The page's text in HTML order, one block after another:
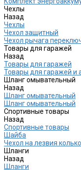
Чехлы
Назад
Чехлы
Чехол защитный
Чехол рычага
Товары для гаражей
Назад
Товары для гаражей
Товары для гаражей и
Шланг омывательный
Назад
Шланг омывательный
Шланг омывательный
Спортивные товары
Назад
Спортивные товары
Шайба
Чехол на лезвия
Шланги
Назад
Шланги